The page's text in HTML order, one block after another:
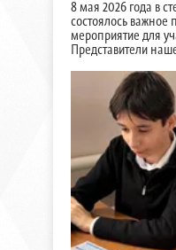
8 мая 2026 года в
состоялось
мероприятие для
Представители